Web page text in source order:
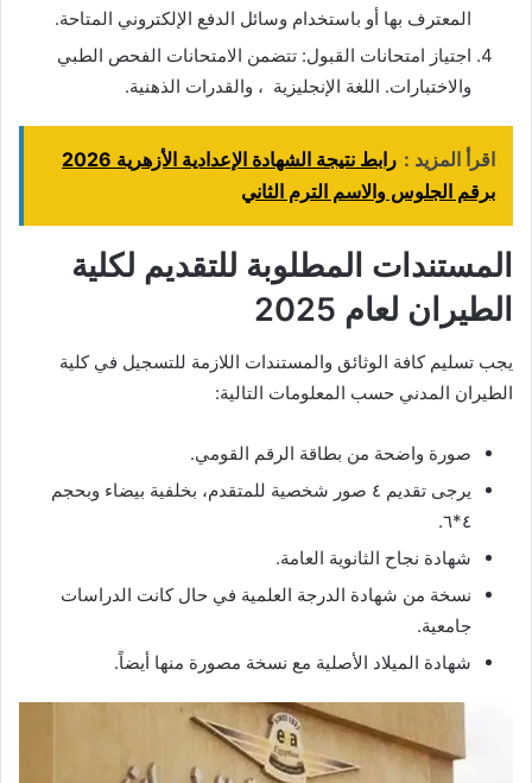
المعترف بها أو باستخدام وسائل الدفع الإلكتروني المتاحة.
اجتياز امتحانات القبول: تتضمن الامتحانات الفحص الطبي
والاختبارات. اللغة الإنجليزية ، والقدرات الذهنية.
اقرأ المزيد :
رابط نتيجة الشهادة الإعدادية الأزهرية 2026
برقم الجلوس والاسم الترم الثاني
المستندات المطلوبة للتقديم لكلية
الطيران لعام 2025
يجب تسليم كافة الوثائق والمستندات اللازمة للتسجيل في كلية
الطيران المدني حسب المعلومات التالية:
صورة واضحة من بطاقة الرقم القومي.
يرجى تقديم ٤ صور شخصية للمتقدم، بخلفية بيضاء وبحجم
٤*٦.
شهادة نجاح الثانوية العامة.
نسخة من شهادة الدرجة العلمية في حال كانت الدراسات
جامعية.
شهادة الميلاد الأصلية مع نسخة مصورة منها أيضاً.